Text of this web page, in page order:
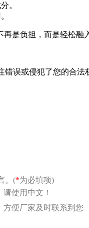
。
是负担，而是轻松融
误或侵犯了您的合
。(*为必填项)
使用中文！
方便厂家及时联系到您